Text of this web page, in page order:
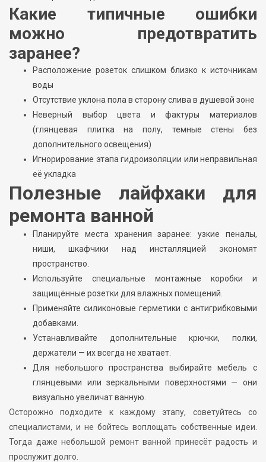
Какие типичные ошибки
можно предотвратить
заранее?
Расположение розеток слишком близко к источникам
воды
Отсутствие уклона пола в сторону слива в душевой зоне
Неверный выбор цвета и фактуры материалов
(глянцевая плитка на полу, темные стены без
дополнительного освещения)
Игнорирование этапа гидроизоляции или неправильная
её укладка
Полезные лайфхаки для
ремонта ванной
Планируйте места хранения заранее: узкие пеналы,
ниши, шкафчики над инсталляцией экономят
пространство.
Используйте специальные монтажные коробки и
защищённые розетки для влажных помещений.
Применяйте силиконовые герметики с антигрибковыми
добавками.
Устанавливайте дополнительные крючки, полки,
держатели — их всегда не хватает.
Для небольшого пространства выбирайте мебель с
глянцевыми или зеркальными поверхностями — они
визуально увеличат ванную.
Осторожно подходите к каждому этапу, советуйтесь со
специалистами, и не бойтесь воплощать собственные идеи.
Тогда даже небольшой ремонт ванной принесёт радость и
прослужит долго.